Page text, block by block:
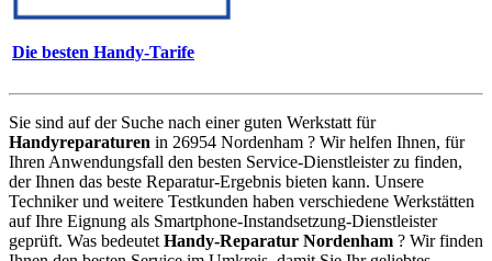
Die besten Handy-Tarife
Sie sind auf der Suche nach einer guten Werkstatt für
Handyreparaturen in 26954 Nordenham ? Wir helfen Ihnen, für
Ihren Anwendungsfall den besten Service-Dienstleister zu finden,
der Ihnen das beste Reparatur-Ergebnis bieten kann. Unsere
Techniker und weitere Testkunden haben verschiedene Werkstätten
auf Ihre Eignung als Smartphone-Instandsetzung-Dienstleister
geprüft. Was bedeutet Handy-Reparatur Nordenham ? Wir finden